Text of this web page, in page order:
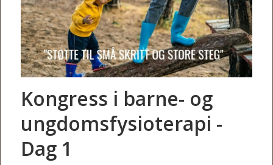
Kongress i barne- og
ungdomsfysioterapi -
Dag 1